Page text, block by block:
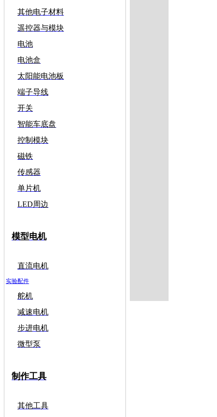
其他电子材料
遥控器与模块
电池
电池盒
太阳能电池板
端子导线
开关
智能车底盘
控制模块
磁铁
传感器
单片机
LED周边
模型电机
直流电机
实验配件
舵机
减速电机
步进电机
微型泵
制作工具
其他工具